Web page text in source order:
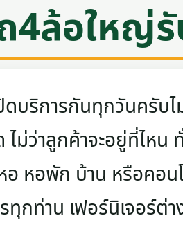
4ล้อใหญ่รั
ริการกันทุกวันครับไ
ม่ว่าลูกค้าจะอยู่ที่ไหน
อ หอพัก บ้าน หรือคอน
ทุกท่าน เฟอร์นิเจอร์ต่